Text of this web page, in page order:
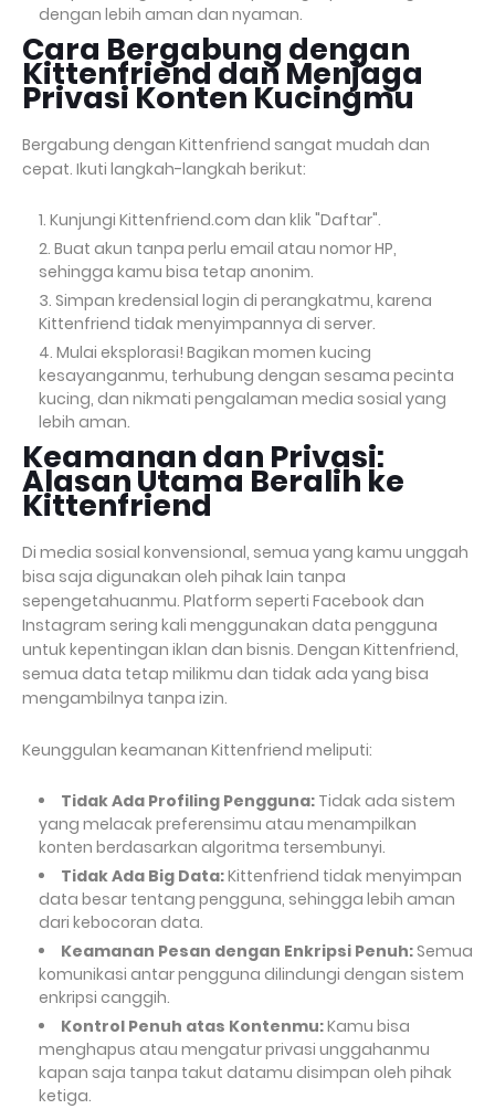
dengan lebih aman dan nyaman.
Cara Bergabung dengan
Kittenfriend dan Menjaga
Privasi Konten Kucingmu
Bergabung dengan Kittenfriend sangat mudah dan
cepat. Ikuti langkah-langkah berikut:
Kunjungi Kittenfriend.com dan klik "Daftar".
Buat akun tanpa perlu email atau nomor HP,
sehingga kamu bisa tetap anonim.
Simpan kredensial login di perangkatmu, karena
Kittenfriend tidak menyimpannya di server.
Mulai eksplorasi! Bagikan momen kucing
kesayanganmu, terhubung dengan sesama pecinta
kucing, dan nikmati pengalaman media sosial yang
lebih aman.
Keamanan dan Privasi:
Alasan Utama Beralih ke
Kittenfriend
Di media sosial konvensional, semua yang kamu unggah
bisa saja digunakan oleh pihak lain tanpa
sepengetahuanmu. Platform seperti Facebook dan
Instagram sering kali menggunakan data pengguna
untuk kepentingan iklan dan bisnis. Dengan Kittenfriend,
semua data tetap milikmu dan tidak ada yang bisa
mengambilnya tanpa izin.
Keunggulan keamanan Kittenfriend meliputi:
Tidak Ada Profiling Pengguna: Tidak ada sistem
yang melacak preferensimu atau menampilkan
konten berdasarkan algoritma tersembunyi.
Tidak Ada Big Data:Kittenfriend tidak menyimpan
data besar tentang pengguna, sehingga lebih aman
dari kebocoran data.
Keamanan Pesan dengan Enkripsi Penuh:Semua
komunikasi antar pengguna dilindungi dengan sistem
enkripsi canggih.
Kontrol Penuh atas Kontenmu:Kamu bisa
menghapus atau mengatur privasi unggahanmu
kapan saja tanpa takut datamu disimpan oleh pihak
ketiga.